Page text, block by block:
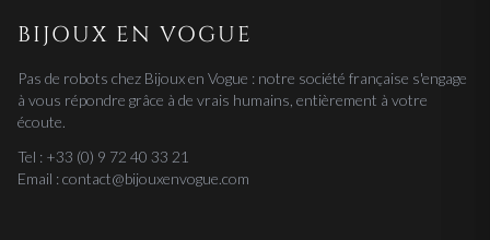
BIJOUX EN VOGUE
Pas de robots chez Bijoux en Vogue : notre société française s'engage
à vous répondre grâce à de vrais humains, entièrement à votre
écoute.
Tel : +33 (0) 9 72 40 33 21
Email : contact@bijouxenvogue.com